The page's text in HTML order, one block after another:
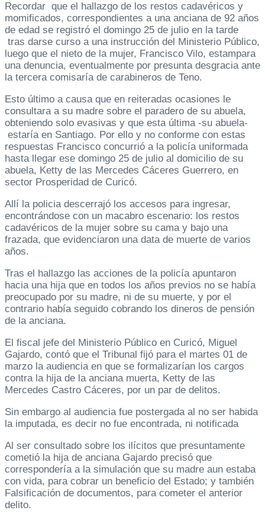
Recordar que el hallazgo de los restos cadavéricos y
momificados, correspondientes a una anciana de 92 años
de edad se registró el domingo 25 de julio en la tarde
tras darse curso a una instrucción del Ministerio Público,
luego que el nieto de la mujer, Francisco Vilo, estampara
una denuncia, eventualmente por presunta desgracia ante
la tercera comisaría de carabineros de Teno.
Esto último a causa que en reiteradas ocasiones le
consultara a su madre sobre el paradero de su abuela,
obteniendo solo evasivas y que esta última -su abuela-
estaría en Santiago. Por ello y no conforme con estas
respuestas Francisco concurrió a la policía uniformada
hasta llegar ese domingo 25 de julio al domicilio de su
abuela, Ketty de las Mercedes Cáceres Guerrero, en
sector Prosperidad de Curicó.
Allí la policia descerrajó los accesos para ingresar,
encontrándose con un macabro escenario: los restos
cadavéricos de la mujer sobre su cama y bajo una
frazada, que evidenciaron una data de muerte de varios
años.
Tras el hallazgo las acciones de la policía apuntaron
hacia una hija que en todos los años previos no se había
preocupado por su madre, ni de su muerte, y por el
contrario había seguido cobrando los dineros de pensión
de la anciana.
El fiscal jefe del Ministerio Público en Curicó, Miguel
Gajardo, contó que el Tribunal fijó para el martes 01 de
marzo la audiencia en que se formalizarían los cargos
contra la hija de la anciana muerta, Ketty de las
Mercedes Castro Cáceres, por un par de delitos.
Sin embargo al audiencia fue postergada al no ser habida
la imputada, es decir no fue encontrada, ni notificada
Al ser consultado sobre los ilícitos que presuntamente
cometió la hija de anciana Gajardo precisó que
correspondería a la simulación que su madre aun estaba
con vida, para cobrar un beneficio del Estado; y también
Falsificación de documentos, para cometer el anterior
delito.